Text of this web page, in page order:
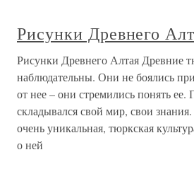
Рисунки Древнего
Рисунки Древнего Алтая Древние
наблюдательны. Они не боялись
от нее – они стремились понять ее.
складывался свой мир, свои знания.
очень уникальная, тюркская
о ней